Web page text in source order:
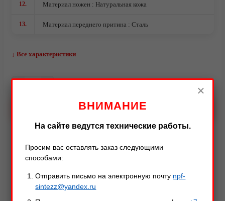
Видео
12. Материал ножен : Натуральная кожа
13. Материал переднего притина : Сталь
↓ Все характеристики
В КОРЗИНУ
×
ВНИМАНИЕ
На сайте ведутся технические работы.
Просим вас оставлять заказ следующими
способами:
Отправить письмо на электронную почту npf-
sintezz@yandex.ru